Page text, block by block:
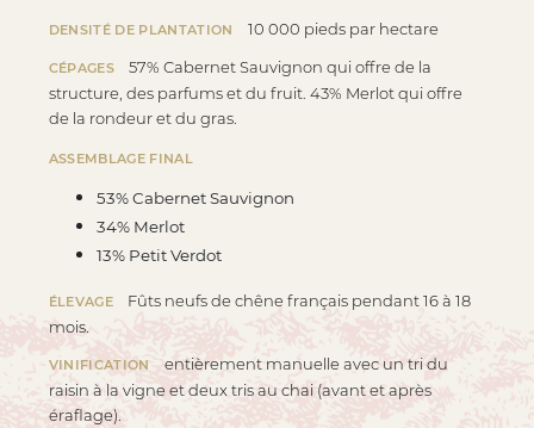
DENSITÉ DE PLANTATION 10 000 pieds par hectare
CÉPAGES
57% Cabernet Sauvignon qui offre de la
structure, des parfums et du fruit. 43% Merlot qui offre
de la rondeur et du gras.
ASSEMBLAGE FINAL
53% Cabernet Sauvignon
34% Merlot
13% Petit Verdot
ÉLEVAGE
Fûts neufs de chêne français pendant 16 à 18
mois.
VINIFICATION
entièrement manuelle avec un tri du
raisin à la vigne et deux tris au chai (avant et après
éraflage).